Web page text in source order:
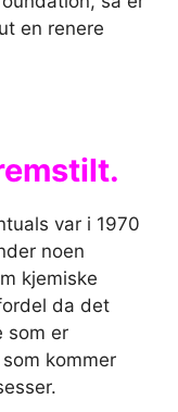
en renere
var i 1970
noen
kjemiske
da det
som er
kommer